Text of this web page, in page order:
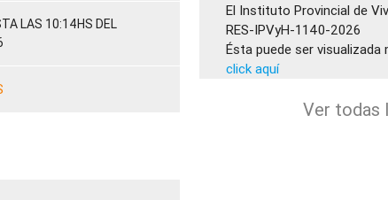
LAS 10:14HS DEL
El Instituto Provincial de
RES-IPVyH-1140-2026
Ésta puede ser visualizada
click aquí
Ver todas